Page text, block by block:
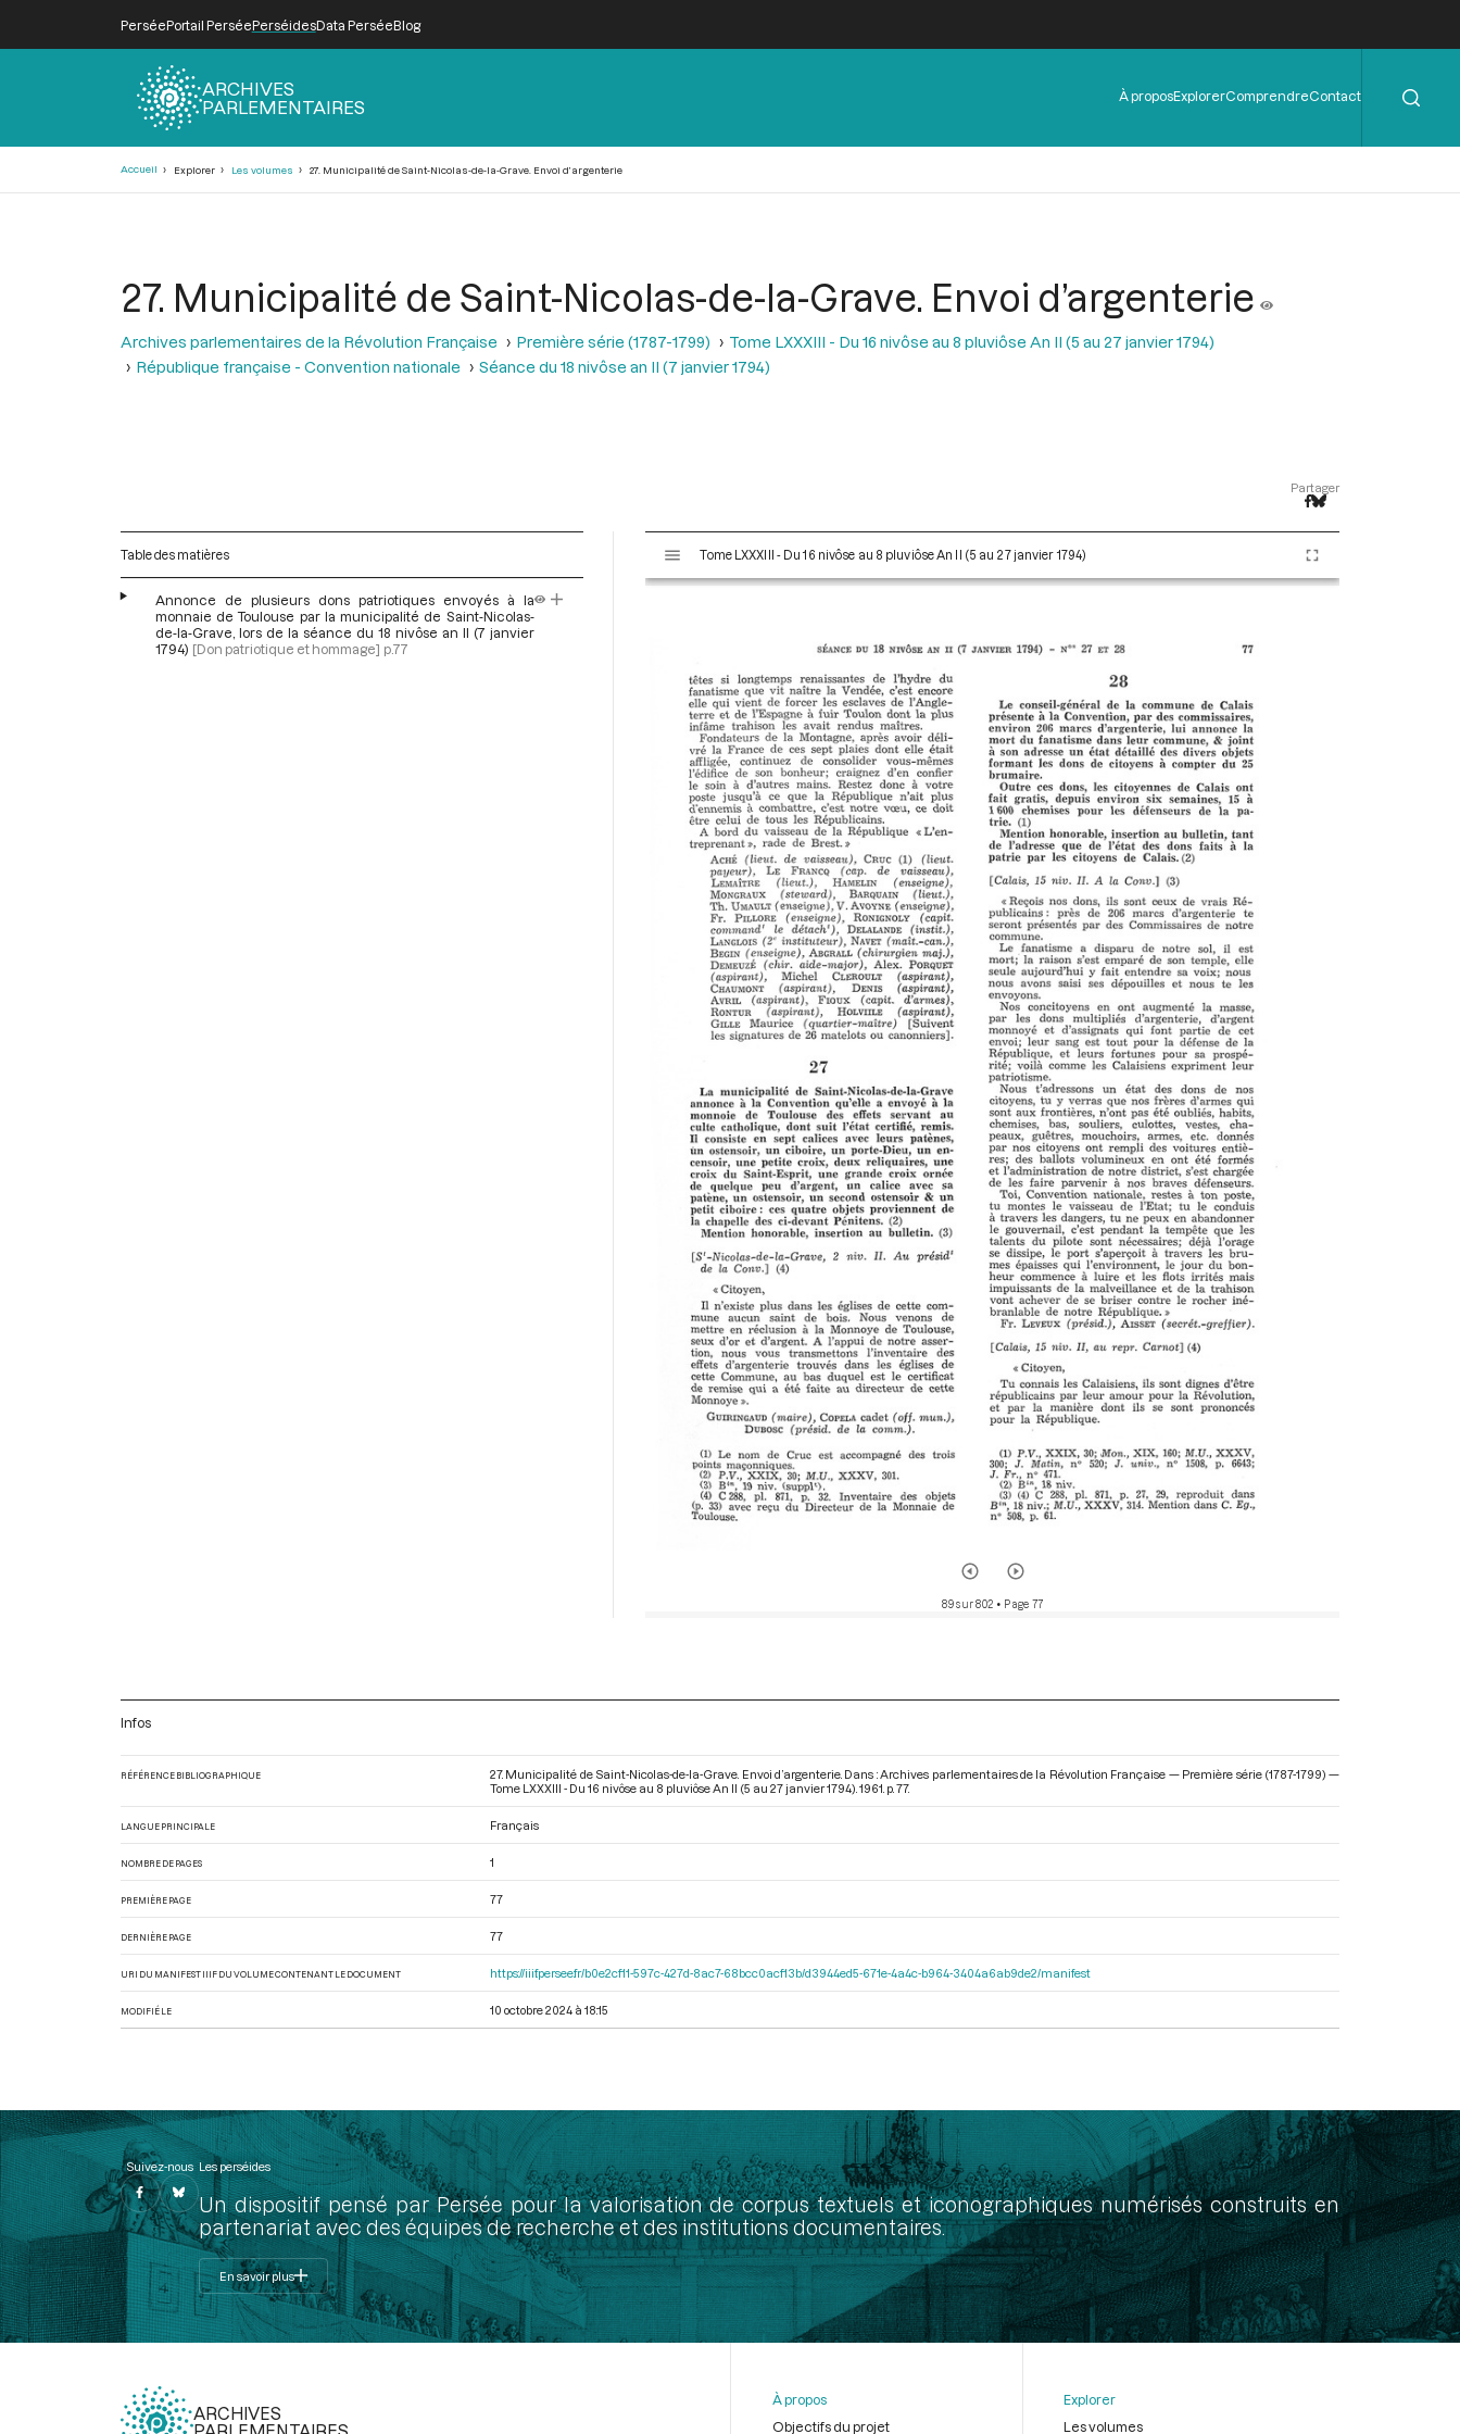
PerséePortail PerséePerséidesData PerséeBlog
ARCHIVES
PARLEMENTAIRES
Menu
de
À proposExplorerComprendreContact
Accueil Explorer Les volumes 27. Municipalité de Saint-Nicolas-de-la-Grave. Envoi d’argenterie
27. Municipalité de Saint-Nicolas-de-la-Grave. Envoi d’argenterie
Archives parlementaires de la Révolution Française Première série (1787-1799)
Tome LXXXIII - Du 16 nivôse au 8 pluviôse An II (5 au 27 janvier 1794)
République française - Convention nationale
Séance du 18 nivôse an II (7 janvier 1794)
Partager
Table des matières
Annonce de plusieurs dons patriotiques envoyés à la
monnaie de Toulouse par la municipalité de Saint-Nicolas-
de-la-Grave, lors de la séance du 18 nivôse an II (7 janvier
1794) [Don patriotique et hommage] p.77
s
Tome LXXXIII - Du 16 nivôse au 8 pluviôse An II (5 au 27 janvier 1794)
89 sur 802 • Page 77
Infos
RÉFÉRENCE BIBLIOGRAPHIQUE
27. Municipalité de Saint-Nicolas-de-la-Grave. Envoi d’argenterie. Dans : Archives parlementaires de la Révolution Française — Première série (1787-1799) —
Tome LXXXIII - Du 16 nivôse au 8 pluviôse An II (5 au 27 janvier 1794) . 1961. p. 77.
LANGUE PRINCIPALE Français
NOMBRE DE PAGES 1
PREMIÈRE PAGE 77
DERNIÈRE PAGE 77
URI DU MANIFEST IIIF DU VOLUME CONTENANT LE DOCUMENT https://iiif.persee.fr/b0e2cf11-597c-427d-8ac7-68bcc0acf13b/d3944ed5-671e-4a4c-b964-3404a6ab9de2/manifest
MODIFIÉ LE 10 octobre 2024 à 18:15
Suivez-nous Les perséides
Un dispositif pensé par Persée pour la valorisation de corpus textuels et iconographiques numérisés construits en
partenariat avec des équipes de recherche et des institutions documentaires.
En savoir plus
ARCHIVES
À propos
Objectifs du projet
Explorer
Les volumes